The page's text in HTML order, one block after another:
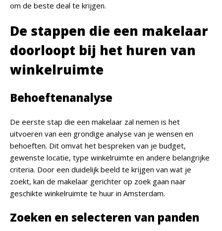
om de beste deal te krijgen.
De stappen die een makelaar
doorloopt bij het huren van
winkelruimte
Behoeftenanalyse
De eerste stap die een makelaar zal nemen is het
uitvoeren van een grondige analyse van je wensen en
behoeften. Dit omvat het bespreken van je budget,
gewenste locatie, type winkelruimte en andere belangrijke
criteria. Door een duidelijk beeld te krijgen van wat je
zoekt, kan de makelaar gerichter op zoek gaan naar
geschikte winkelruimte te huur in Amsterdam.
Zoeken en selecteren van panden